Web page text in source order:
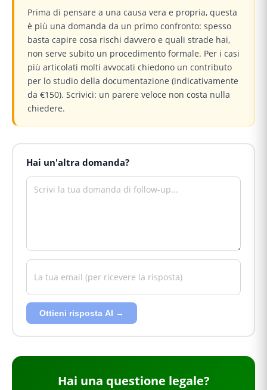
Prima di pensare a una causa vera e propria, questa
è più una domanda da un primo confronto: spesso
basta capire cosa rischi davvero e quali strade hai,
non serve subito un procedimento formale. Per i casi
più articolati molti avvocati chiedono un contributo
per lo studio della documentazione (indicativamente
da €150). Scrivici: un parere veloce non costa nulla
chiedere.
Hai un'altra domanda?
Ottieni risposta AI →
Hai una questione legale?